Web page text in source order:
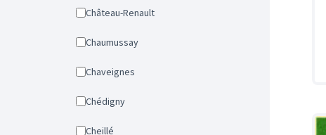
Château-Renault
Chaumussay
Chaveignes
Chédigny
Cheillé